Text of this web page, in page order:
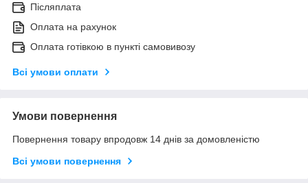
Післяплата
Оплата на рахунок
Оплата готівкою в пункті самовивозу
Всі умови оплати
Умови повернення
Повернення товару впродовж 14 днів за домовленістю
Всі умови повернення